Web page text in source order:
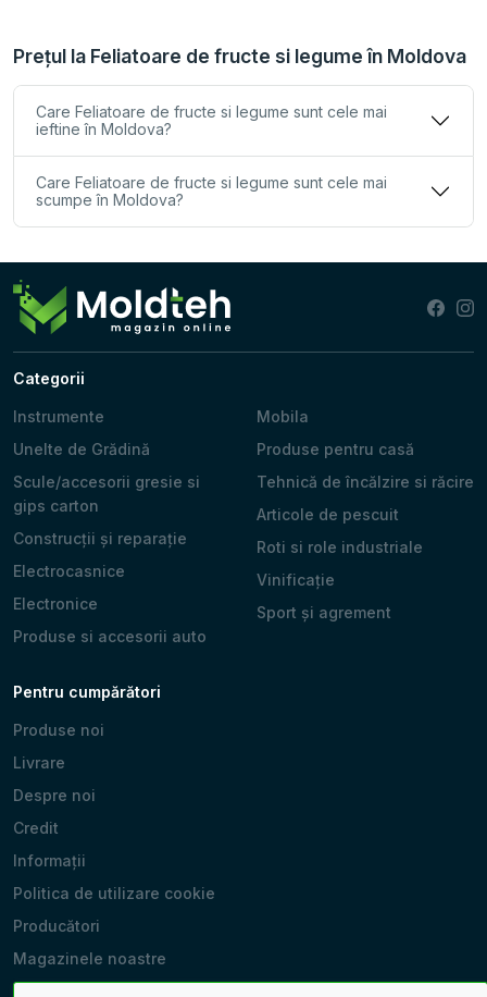
Prețul la Feliatoare de fructe si legume în Moldova
Care Feliatoare de fructe si legume sunt cele mai
ieftine în Moldova?
Care Feliatoare de fructe si legume sunt cele mai
scumpe în Moldova?
Categorii
Instrumente
Unelte de Grădină
Scule/accesorii gresie si
gips carton
Construcții și reparație
Electrocasnice
Electronice
Produse si accesorii auto
Mobila
Produse pentru casă
Tehnică de încălzire si răcire
Articole de pescuit
Roti si role industriale
Vinificație
Sport și agrement
Pentru cumpărători
Produse noi
Livrare
Despre noi
Credit
Informații
Politica de utilizare cookie
Producători
Magazinele noastre